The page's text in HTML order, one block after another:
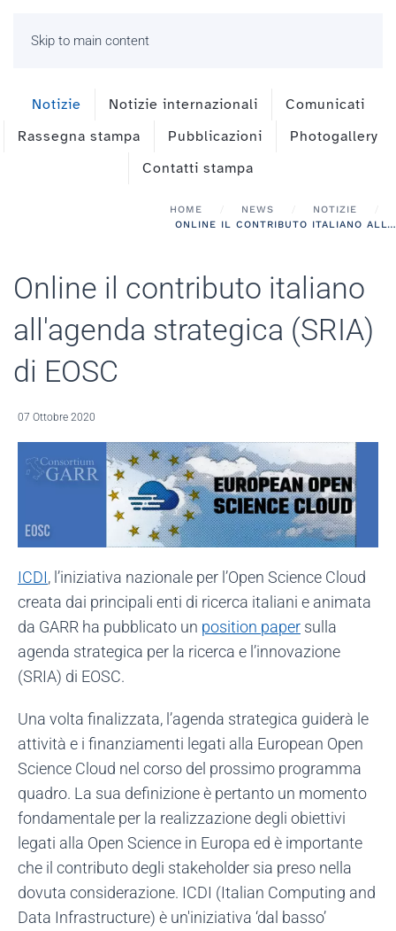
Skip to main content
Notizie Notizie internazionali
Comunicati
Rassegna stampa
Pubblicazioni
Photogallery
Contatti stampa
HOME NEWS
NOTIZIE
ONLINE IL CONTRIBUTO ITALIANO ALL'AGENDA STRATEGICA (SRIA) DI EOSC
Online il contributo italiano
all'agenda strategica (SRIA)
di EOSC
07 Ottobre 2020
ICDI, l’iniziativa nazionale per l’Open Science Cloud
creata dai principali enti di ricerca italiani e animata
da GARR ha pubblicato un position paper sulla
agenda strategica per la ricerca e l’innovazione
(SRIA) di EOSC.
Una volta finalizzata, l’agenda strategica guiderà le
attività e i finanziamenti legati alla European Open
Science Cloud nel corso del prossimo programma
quadro. La sua definizione è pertanto un momento
fondamentale per la realizzazione degli obiettivi
legati alla Open Science in Europa ed è importante
che il contributo degli stakeholder sia preso nella
dovuta considerazione. ICDI (Italian Computing and
Data Infrastructure) è un'iniziativa ‘dal basso’